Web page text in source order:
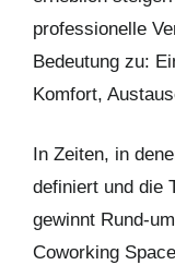
professionelle
Bedeutung zu:
Komfort,
In Zeiten, in
definiert und die
gewinnt Rund-
Coworking